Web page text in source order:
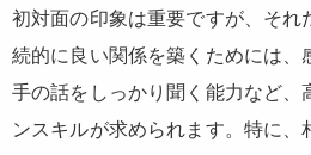
初対面の印象は重要ですが、それ
続的に良い関係を築くためには、
手の話をしっかり聞く能力など、
ンスキルが求められます。特に、